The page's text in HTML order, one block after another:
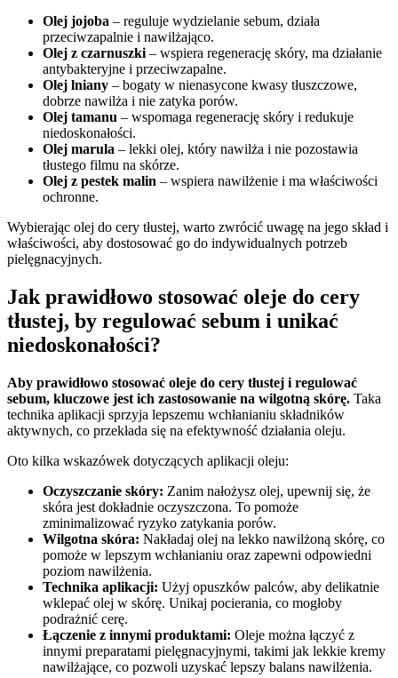
Olej jojoba – reguluje wydzielanie sebum, działa
przeciwzapalnie i nawilżająco.
Olej z czarnuszki– wspiera regenerację skóry, ma działanie
antybakteryjne i przeciwzapalne.
Olej lniany – bogaty w nienasycone kwasy tłuszczowe,
dobrze nawilża i nie zatyka porów.
Olej tamanu – wspomaga regenerację skóry i redukuje
niedoskonałości.
Olej marula – lekki olej, który nawilża i nie pozostawia
tłustego filmu na skórze.
Olej z pestek malin – wspiera nawilżenie i ma właściwości
ochronne.
Wybierając olej do cery tłustej, warto zwrócić uwagę na jego skład i
właściwości, aby dostosować go do indywidualnych potrzeb
pielęgnacyjnych.
Jak prawidłowo stosować oleje do cery
tłustej, by regulować sebum i unikać
niedoskonałości?
Aby prawidłowo stosować oleje do cery tłustej i regulować
sebum, kluczowe jest ich zastosowanie na wilgotną skórę. Taka
technika aplikacji sprzyja lepszemu wchłanianiu składników
aktywnych, co przekłada się na efektywność działania oleju.
Oto kilka wskazówek dotyczących aplikacji oleju:
Oczyszczanie skóry: Zanim nałożysz olej, upewnij się, że
skóra jest dokładnie oczyszczona. To pomoże
zminimalizować ryzyko zatykania porów.
Wilgotna skóra: Nakładaj olej na lekko nawilżoną skórę, co
pomoże w lepszym wchłanianiu oraz zapewni odpowiedni
poziom nawilżenia.
Technika aplikacji: Użyj opuszków palców, aby delikatnie
wklepać olej w skórę. Unikaj pocierania, co mogłoby
podrażnić cerę.
Łączenie z innymi produktami: Oleje można łączyć z
innymi preparatami pielęgnacyjnymi, takimi jak lekkie kremy
nawilżające, co pozwoli uzyskać lepszy balans nawilżenia.